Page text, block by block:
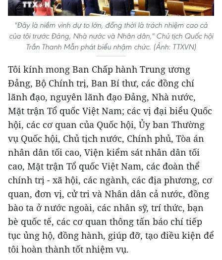
"Đây là niềm vinh dự to lớn, đồng thời là trách nhiệm cao cả
của tôi trước Đảng, Nhà nước và Nhân dân," Chủ tịch Quốc hội
Trần Thanh Mẫn phát biểu nhậm chức. (Ảnh: TTXVN)
Tôi kính mong Ban Chấp hành Trung ương
Đảng, Bộ Chính trị, Ban Bí thư, các đồng chí
lãnh đạo, nguyên lãnh đạo Đảng, Nhà nước,
Mặt trận Tổ quốc Việt Nam; các vị đại biểu Quốc
hội, các cơ quan của Quốc hội, Ủy ban Thường
vụ Quốc hội, Chủ tịch nước, Chính phủ, Tòa án
nhân dân tối cao, Viện kiểm sát nhân dân tối
cao, Mặt trận Tổ quốc Việt Nam, các đoàn thể
chính trị - xã hội, các ngành, các địa phương, cơ
quan, đơn vị, cử tri và Nhân dân cả nước, đồng
bào ta ở nước ngoài, các nhân sỹ, trí thức, bạn
bè quốc tế, các cơ quan thông tấn báo chí tiếp
tục ủng hộ, đồng hành, giúp đỡ, tạo điều kiện để
tôi hoàn thành tốt nhiệm vụ.